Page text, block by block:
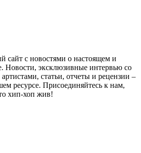
сайт с новостями о настоящем и
Новости, эксклюзивные интервью со
статьи, отчеты и рецензии –
ресурсе. Присоединяйтесь к нам,
хип-хоп жив!